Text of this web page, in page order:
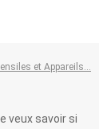
et Appareils...
veux savoir si